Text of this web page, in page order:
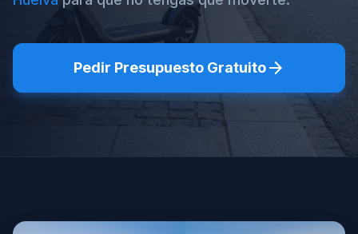
Pedir Presupuesto Gratuitoarrow_forward